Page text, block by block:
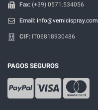
Fax: (+39) 0571.534056
Email: info@vernicispray.com
CIF: IT06818930486
PAGOS SEGUROS